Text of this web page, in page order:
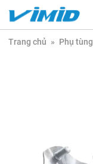
Trang chủ » Phụ tùng